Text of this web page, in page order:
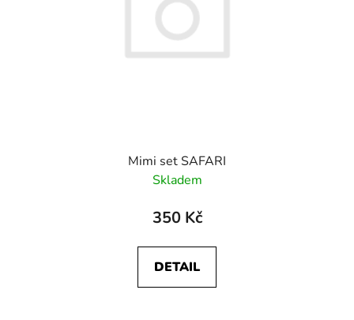
Mimi set SAFARI
Skladem
350 Kč
DETAIL